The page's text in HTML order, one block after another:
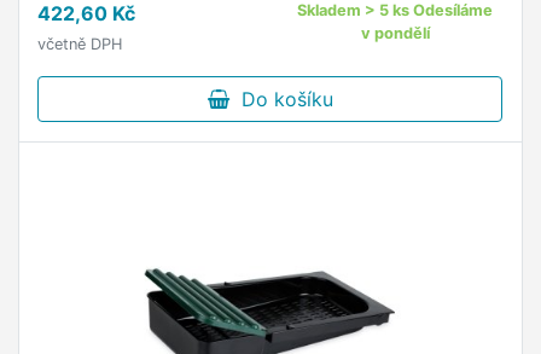
422,60 Kč
včetně DPH
Skladem > 5 ks Odesíláme
v pondělí
Do košíku